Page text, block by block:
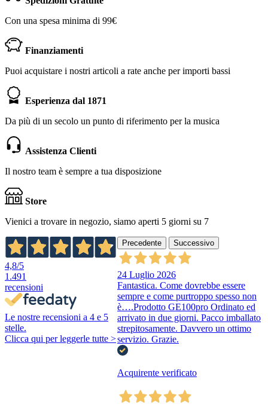
Con una spesa minima di 99€
Finanziamenti
Puoi acquistare i nostri articoli a rate anche per importi bassi
Esperienza dal 1871
Da più di un secolo un punto di riferimento per la musica
Assistenza Clienti
Il nostro team è sempre a tua disposizione
Store
Vienici a trovare in negozio, siamo aperti 5 giorni su 7
4,8/5
1.491
recensioni
Le nostre recensioni a 4 e 5
stelle.
Clicca qui per leggerle tutte >
Precedente Successivo
24 Luglio 2026
Fantastica. Come dovrebbe essere
sempre e come purtroppo spesso non
è….Prodotto GE100pro Ordinato ed
arrivato in due giorni. Pacco imballato
strepitosamente. Davvero un ottimo
servizio. Grazie.
Acquirente verificato